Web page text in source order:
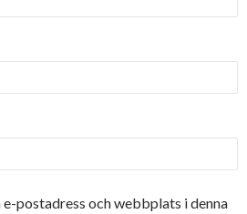
e-postadress och webbplats i denna